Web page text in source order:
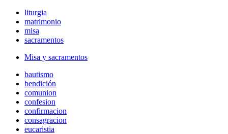
liturgia
matrimonio
misa
sacramentos
Misa y sacramentos
bautismo
bendición
comunion
confesion
confirmacion
consagracion
eucaristia